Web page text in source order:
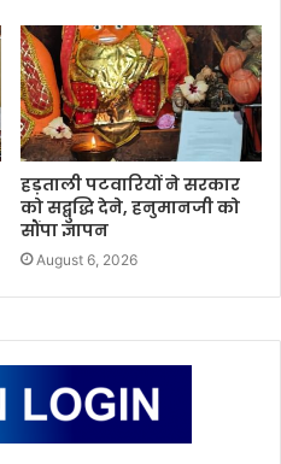
हड़ताली पटवारियों ने सरकार
को सद्बुद्धि देने, हनुमानजी को
सौंपा ज्ञापन
August 6, 2026